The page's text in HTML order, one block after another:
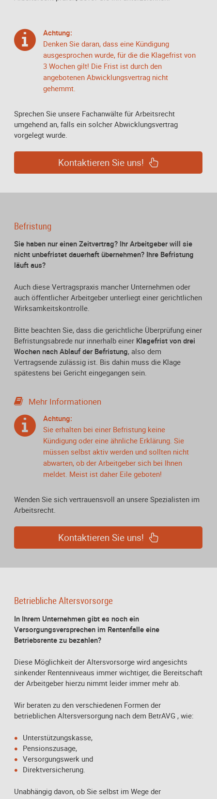
Achtung:
Denken Sie daran, dass eine Kündigung
ausgesprochen wurde, für die die Klagefrist von
3 Wochen gilt! Die Frist ist durch den
angebotenen Abwicklungsvertrag nicht
gehemmt.
Sprechen Sie unsere Fachanwälte für Arbeitsrecht
umgehend an, falls ein solcher Abwicklungsvertrag
vorgelegt wurde.
Kontaktieren Sie uns!
Befristung
Sie haben nur einen Zeitvertrag? Ihr Arbeitgeber will sie
nicht unbefristet dauerhaft übernehmen? Ihre Befristung
läuft aus?
Auch diese Vertragspraxis mancher Unternehmen oder
auch öffentlicher Arbeitgeber unterliegt einer gerichtlichen
Wirksamkeitskontrolle.
Bitte beachten Sie, dass die gerichtliche Überprüfung einer
Befristungsabrede nur innerhalb einer Klagefrist von drei
Wochen nach Ablauf der Befristung, also dem
Vertragsende zulässig ist. Bis dahin muss die Klage
spätestens bei Gericht eingegangen sein.
Mehr Informationen
Achtung:
Sie erhalten bei einer Befristung keine
Kündigung oder eine ähnliche Erklärung. Sie
müssen selbst aktiv werden und sollten nicht
abwarten, ob der Arbeitgeber sich bei Ihnen
meldet. Meist ist daher Eile geboten!
Wenden Sie sich vertrauensvoll an unsere Spezialisten im
Arbeitsrecht.
Kontaktieren Sie uns!
Betriebliche Altersvorsorge
In Ihrem Unternehmen gibt es noch ein
Versorgungsversprechen im Rentenfalle eine
Betriebsrente zu bezahlen?
Diese Möglichkeit der Altersvorsorge wird angesichts
sinkender Rentenniveaus immer wichtiger, die Bereitschaft
der Arbeitgeber hierzu nimmt leider immer mehr ab.
Wir beraten zu den verschiedenen Formen der
betrieblichen Altersversorgung nach dem BetrAVG , wie:
Unterstützungskasse,
Pensionszusage,
Versorgungswerk und
Direktversicherung.
Unabhängig davon, ob Sie selbst im Wege der